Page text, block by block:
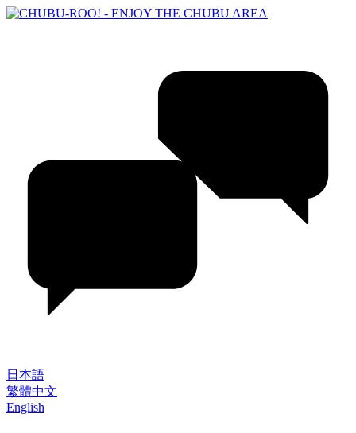
日本語
繁體中文
English